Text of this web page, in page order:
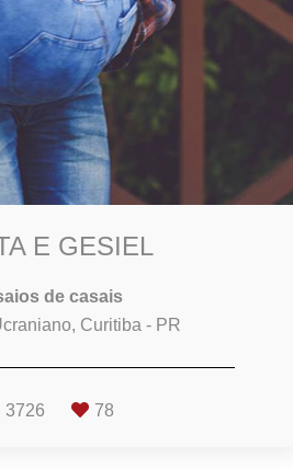
E GESIEL
de casais
Curitiba - PR
3726 78